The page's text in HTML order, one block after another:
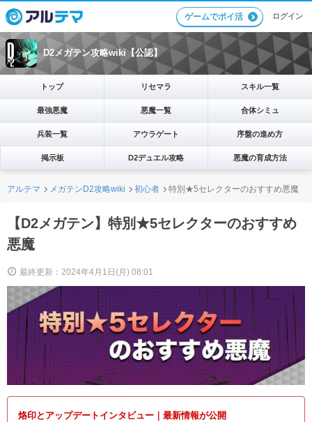
ゲームでポイ活 ログイン
D2メガテン攻略wiki【公認】
トップ リセマラ スキル一覧
最強悪魔 悪魔一覧 合体シミュ
兵装一覧 アウラゲート 序盤の進め方
掲示板 D2デュエル攻略 悪魔の育成方法
アルテマ メガテンD2攻略wiki 初心者 特別★5セレクターのおすすめ悪魔
【D2メガテン】特別★5セレクターのおすすめ
悪魔
最終更新：2024年4月1日(月) 08:01
烙印とアップデートインタビュー｜最新情報が公開